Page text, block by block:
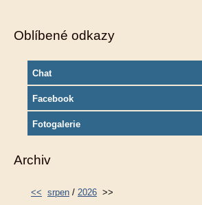
Oblíbené odkazy
Chat
Facebook
Fotogalerie
Archiv
<< srpen / 2026 >>